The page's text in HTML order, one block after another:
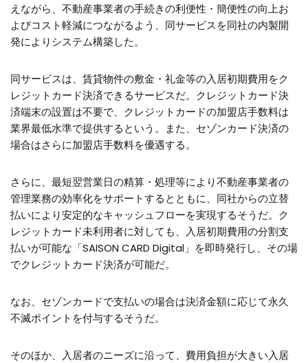
えながら、不動産事業者の手続きの利便性・簡便性の向上お
よびコスト軽減につながるよう、同サービスを同社の内製開
発によりシステム構築した。
同サービスは、賃貸物件の敷金・礼金等の入居初期費用をク
レジットカード決済できるサービスだ。クレジットカード決
済端末の設置は不要で、クレジットカードの加盟店手数料は
業界最低水準で提供するという。また、セゾンカード決済の
場合はさらに加盟店手数料を優遇する。
さらに、最短翌営業日の精算・処理等により不動産事業者の
管理業務の効率化をサポートするとともに、同社からの立替
払いにより安定的なキャッシュフローを実現するそうだ。ク
レジットカード未利用者に対しても、入居初期費用の分割支
払いが可能な「SAISON CARD Digital」を即時発行し、その場
でクレジットカード決済が可能だ。
なお、セゾンカードで支払いの場合は決済金額に応じて永久
不滅ポイントを付与するそうだ。
そのほか、入居者のニーズに沿って、費用負担が大きい入居